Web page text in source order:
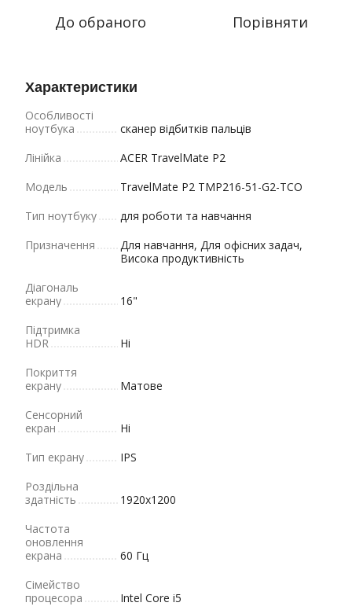
До обраного Порівняти
Характеристики
Особливості
ноутбука
сканер відбитків пальців
Лінійка
ACER TravelMate P2
Модель
TravelMate P2 TMP216-51-G2-TCO
Тип ноутбуку
для роботи та навчання
Призначення
Для навчання, Для офісних задач,
Висока продуктивність
Діагональ
екрану
16"
Підтримка
HDR
Ні
Покриття
екрану
Матове
Сенсорний
екран
Ні
Тип екрану
IPS
Роздільна
здатність
1920x1200
Частота
оновлення
екрана
60 Гц
Сімейство
процесора
Intel Core i5